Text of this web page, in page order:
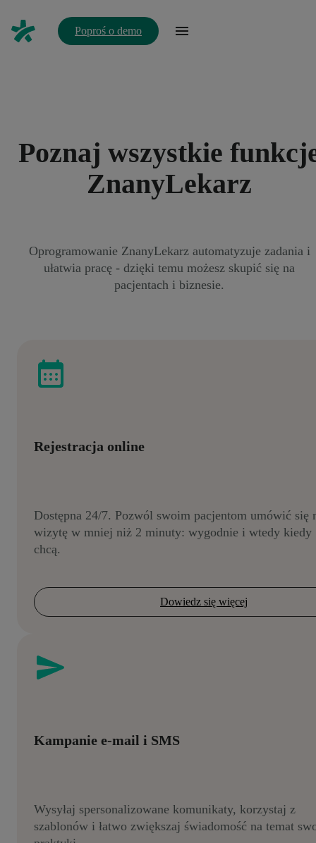
Poproś o demo
Poznaj wszystkie
ZnanyLekarz
Oprogramowanie ZnanyLekarz automatyzuje zadania i
ułatwia pracę - dzięki temu możesz skupić się na
pacjentach i biznesie.
Rejestracja online
Dostępna 24/7. Pozwól swoim pacjentom umówić się
wizytę w mniej niż 2 minuty: wygodnie i wtedy kiedy
chcą.
Dowiedz się więcej
Kampanie e-mail i SMS
Wysyłaj spersonalizowane komunikaty, korzystaj z
szablonów i łatwo zwiększaj świadomość na temat